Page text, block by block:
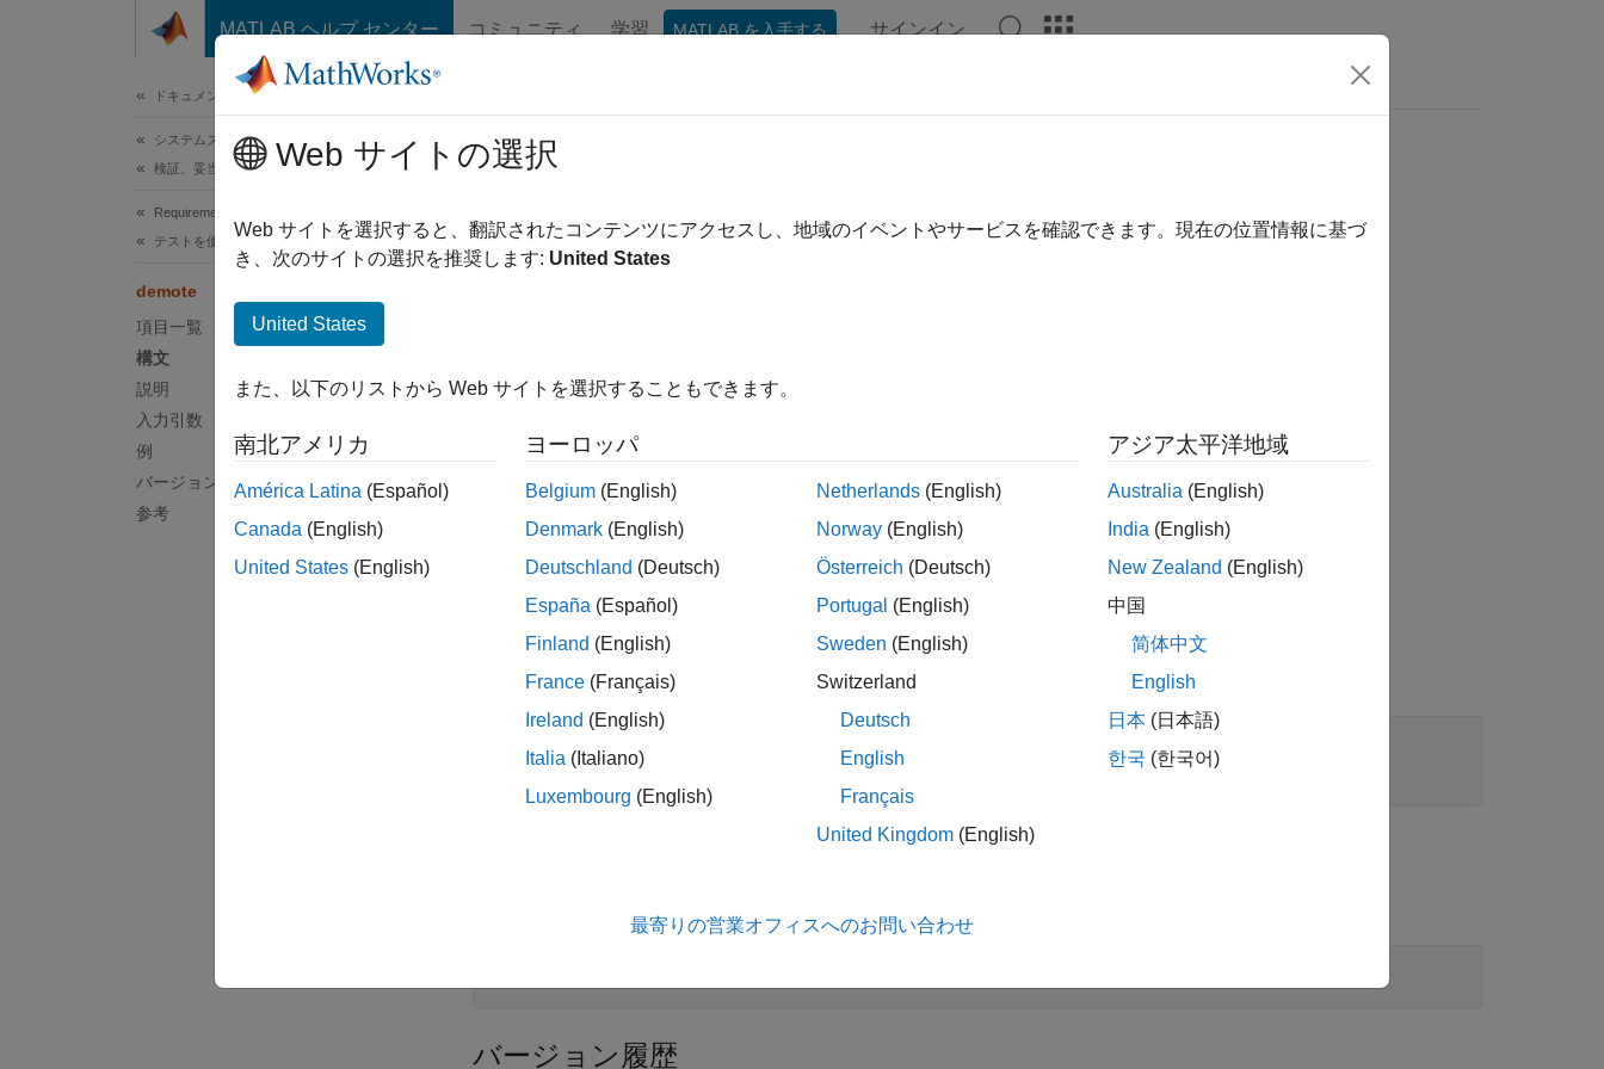
コンテンツへスキップ
MATLAB ヘルプ センター コミュニティ 学習 MATLAB を入手する サインイン
ドキュメンテーションのホーム
システムズ エンジニアリング
検証、妥当性確認、テスト
Requirements Toolbox
テストを使用した要件の検証
demote
項目一覧
構文
説明
入力引数
例
バージョン履歴
参考
demote
クラス:slreq.Justification
名前空間:slreq
構文
demote(jt)
説明
demote(jt )は、slreq.Justification オブジェクトのjtを階層内の 1 つ下のレベルに降格します。
入力引数
すべて展開する
slreq.Justification オブジェクト
バージョン履歴
Web サイトの選択
Web サイトを選択すると、翻訳されたコンテンツにアクセスし、地域のイベントやサービスを確認できます。現在の位置情報に基づ
き、次のサイトの選択を推奨します: United States
United States
また、以下のリストから Web サイトを選択することもできます。
南北アメリカ
América Latina (Español)
Canada (English)
United States (English)
ヨーロッパ
Belgium (English)
Denmark (English)
Deutschland (Deutsch)
España (Español)
Finland (English)
France (Français)
Ireland (English)
Italia (Italiano)
Luxembourg (English)
Netherlands (English)
Norway (English)
Österreich (Deutsch)
Portugal (English)
Sweden (English)
Switzerland
Deutsch
English
Français
United Kingdom (English)
アジア太平洋地域
Australia (English)
India (English)
New Zealand (English)
中国
简体中文
English
日本 (日本語)
한국 (한국어)
最寄りの営業オフィスへのお問い合わせ